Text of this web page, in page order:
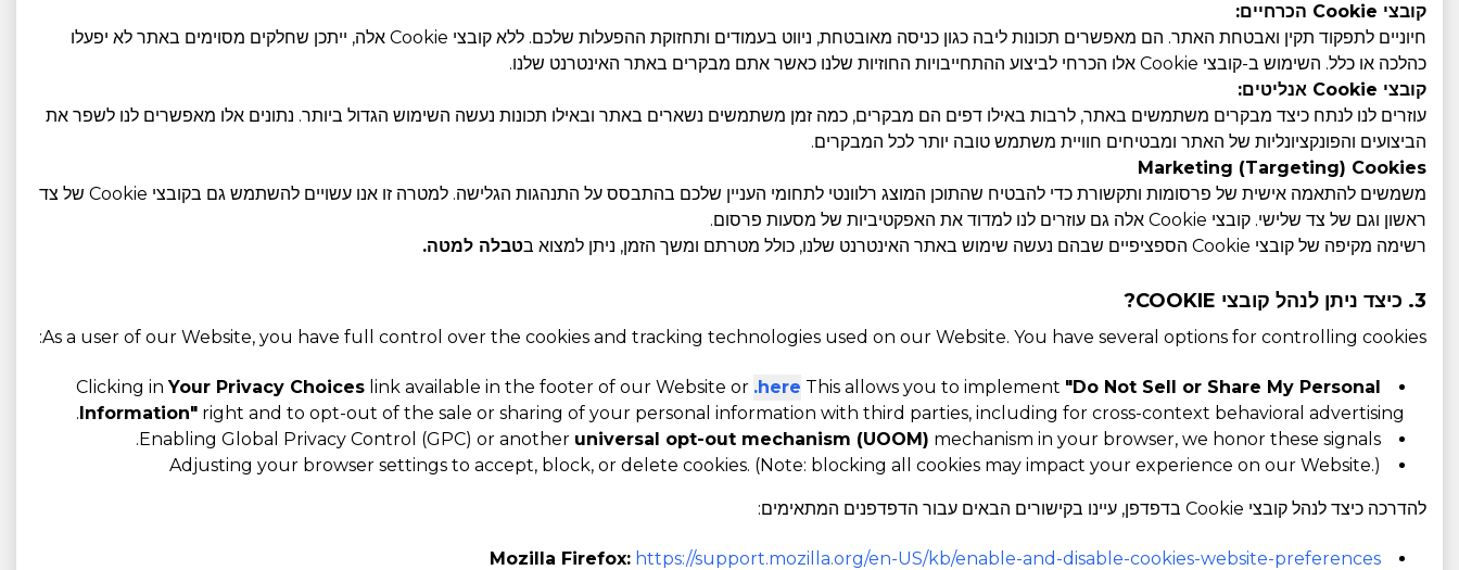
קובצי Cookie הכרחיים:
חיוניים לתפקוד תקין ואבטחת האתר. הם מאפשרים תכונות ליבה כגון כניסה מאובטחת, ניווט בעמודים ותחזוקת ההפעלות שלכם. ללא קובצי Cookie אלה, ייתכן שחלקים מסוימים באתר לא יפעלו
כהלכה או כלל. השימוש ב-קובצי Cookie אלו הכרחי לביצוע ההתחייבויות החוזיות שלנו כאשר אתם מבקרים באתר האינטרנט שלנו.
קובצי Cookie אנליטים:
עוזרים לנו לנתח כיצד מבקרים משתמשים באתר, לרבות באילו דפים הם מבקרים, כמה זמן משתמשים נשארים באתר ובאילו תכונות נעשה השימוש הגדול ביותר. נתונים אלו מאפשרים לנו לשפר את
הביצועים והפונקציונליות של האתר ומבטיחים חוויית משתמש טובה יותר לכל המבקרים.
Marketing (Targeting) Cookies
משמשים להתאמה אישית של פרסומות ותקשורת כדי להבטיח שהתוכן המוצג רלוונטי לתחומי העניין שלכם בהתבסס על התנהגות הגלישה. למטרה זו אנו עשויים להשתמש גם בקובצי Cookie של צד
ראשון וגם של צד שלישי. קובצי Cookie אלה גם עוזרים לנו למדוד את האפקטיביות של מסעות פרסום.
רשימה מקיפה של קובצי Cookie הספציפיים שבהם נעשה שימוש באתר האינטרנט שלנו, כולל מטרתם ומשך הזמן, ניתן למצוא ב
טבלה למטה.
3. כיצד ניתן לנהל קובצי COOKIE?
As a user of our Website, you have full control over the cookies and tracking technologies used on our Website. You have several options for controlling cookies:
Clicking inYour Privacy Choices link available in the footer of our Website or here. This allows you to implement "Do Not Sell or Share My Personal
Information" right and to opt-out of the sale or sharing of your personal information with third parties, including for cross-context behavioral advertising.
Enabling Global Privacy Control (GPC) or another universal opt-out mechanism (UOOM) mechanism in your browser, we honor these signals.
Adjusting your browser settings to accept, block, or delete cookies. (Note: blocking all cookies may impact your experience on our Website.)
להדרכה כיצד לנהל קובצי Cookie בדפדפן, עיינו בקישורים הבאים עבור הדפדפנים המתאימים:
Mozilla Firefox: https://support.mozilla.org/en-US/kb/enable-and-disable-cookies-website-preferences